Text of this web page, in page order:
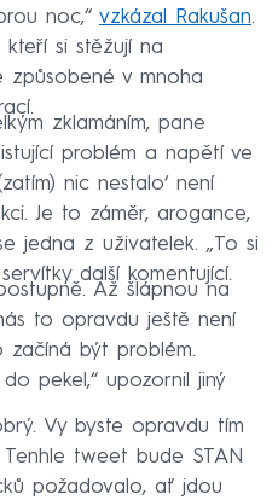
noc,“ vzkázal Rakušan.
kteří si stěžují na
způsobené v mnoha
zklamáním, pane
problém a napětí ve
nic nestalo‘ není
Je to záměr, arogance,
jedna z uživatelek. „To si
další komentující.
Až šlápnou na
to opravdu ještě není
začíná být problém.
pekel,“ upozornil jiný
Vy byste opravdu tím
tweet bude STAN
požadovalo, ať jdou